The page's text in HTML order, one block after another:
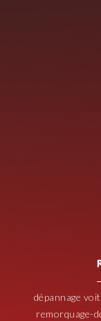
dépannage
remorquage-